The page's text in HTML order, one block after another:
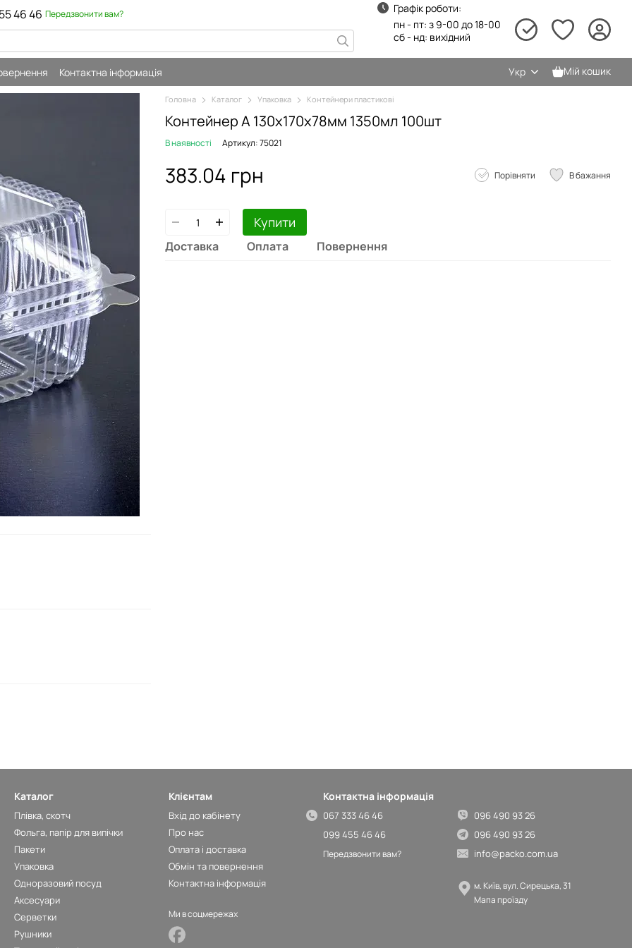
46 46 Передзвонити вам?
Графік роботи:
пн - пт: з 9-00 до 18-00
сб - нд: вихідний
Контактна інформація Укр Мій кошик
Головна Каталог Упаковка Контейнери пластикові
Контейнер А 130х170х78мм 1350мл 100шт
В наявності Артикул: 75021
383.04 грн Порівняти В бажання
Купити
Доставка Оплата Повернення
Каталог
Плівка, скотч
Фольга, папір для випічки
Пакети
Упаковка
Одноразовий посуд
Аксесуари
Серветки
Рушники
Клієнтам
Вхід до кабінету
Про нас
Оплата і доставка
Обмін та повернення
Контактна інформація
Ми в соцмережах
Контактна інформація
067 333 46 46
099 455 46 46
Передзвонити вам?
096 490 93 26
096 490 93 26
info@packo.com.ua
м. Київ, вул. Сирецька, 31
Мапа проїзду